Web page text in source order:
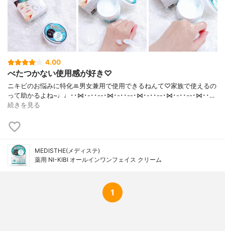
4.00
べたつかない使用感が好き♡
ニキビのお悩みに特化ꔛ‬男女兼用で使用できるねんて♡家族で使えるの
って助かるよね~♩♩･･⋈･-･･--･⋈･-･･--･⋈･-･･--･⋈･-･･--･⋈･･…
続きを見る
MEDISTHE(メディステ)
薬用 NI-KIBI オールインワンフェイス クリーム
1